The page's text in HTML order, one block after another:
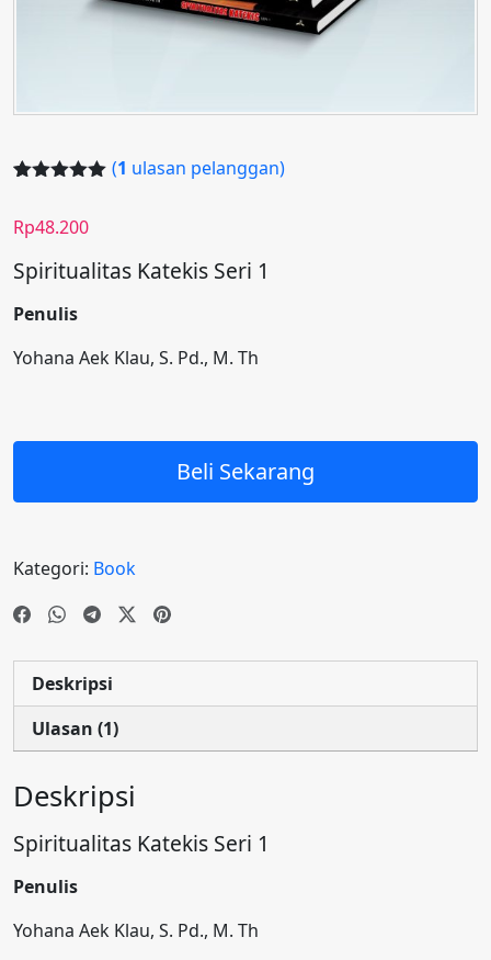
berdasarka
pelanggan
(1 ulasan pelanggan)
Rp48.200
Spiritualitas Katekis Seri 1
Penulis
Yohana Aek Klau, S. Pd., M. Th
Beli Sekarang
Kategori: Book
Deskripsi
Ulasan (1)
Deskripsi
Spiritualitas Katekis Seri 1
Penulis
Yohana Aek Klau, S. Pd., M. Th